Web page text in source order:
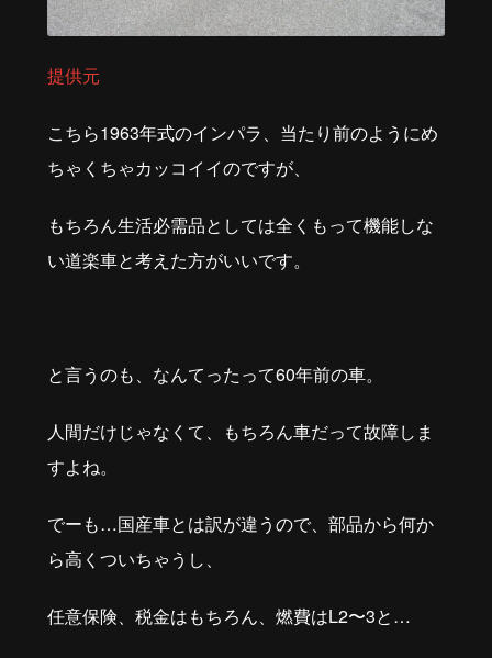
提供元
こちら1963年式のインパラ、当たり前のようにめ
ちゃくちゃカッコイイのですが、
もちろん生活必需品としては全くもって機能しな
い道楽車と考えた方がいいです。
と言うのも、なんてったって60年前の車。
人間だけじゃなくて、もちろん車だって故障しま
すよね。
でーも…国産車とは訳が違うので、部品から何か
ら高くついちゃうし、
任意保険、税金はもちろん、燃費はL2〜3と…